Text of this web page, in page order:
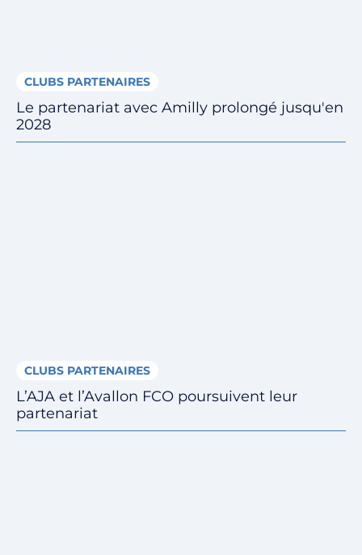
CLUBS PARTENAIRES
Le partenariat avec Amilly prolongé jusqu'en
2028
CLUBS PARTENAIRES
L’AJA et l’Avallon FCO poursuivent leur
partenariat